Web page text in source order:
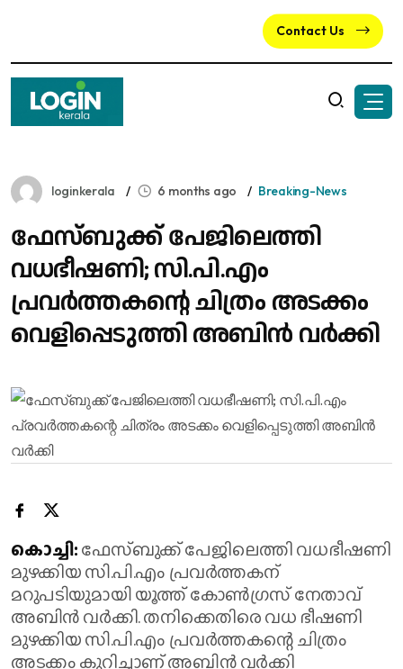
Contact Us
loginkerala 6 months ago Breaking-News
ഫേസ്ബുക്ക് പേജിലെത്തി
വധഭീഷണി; സി.പി.എം
പ്രവർത്തകന്റെ ചിത്രം അടക്കം
വെളിപ്പെടുത്തി അബിൻ വർക്കി
കൊച്ചി:ഫേസ്ബുക്ക് പേജിലെത്തി വധഭീഷണി
മുഴക്കിയ സി.പി.എം പ്രവർത്തകന്
മറുപടിയുമായി യൂത്ത് കോൺ​ഗ്രസ് നേതാവ്
അബിൻ വർക്കി. തനിക്കെതിരെ വധ ഭീഷണി
മുഴക്കിയ സി.പി.എം പ്രവർത്തകന്റെ ചിത്രം
അടക്കം കുറിച്ചാണ് അബിൻ വർക്കി